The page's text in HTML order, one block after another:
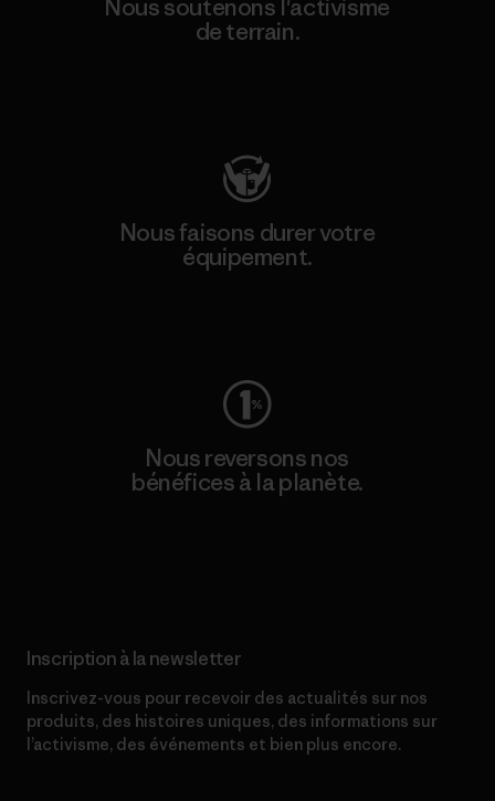
Nous soutenons l'activisme
de terrain.
Nous faisons durer votre
équipement.
Nous reversons nos
bénéfices à la planète.
Inscription à la newsletter
Inscrivez-vous pour recevoir des actualités sur nos
produits, des histoires uniques, des informations sur
l’activisme, des événements et bien plus encore.